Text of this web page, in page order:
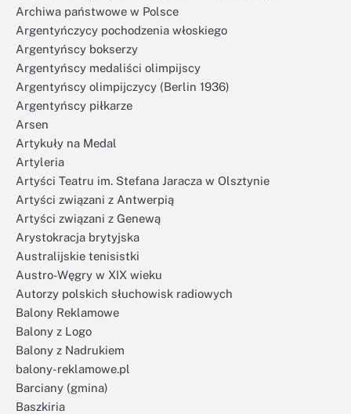
Archiwa państwowe w Polsce
Argentyńczycy pochodzenia włoskiego
Argentyńscy bokserzy
Argentyńscy medaliści olimpijscy
Argentyńscy olimpijczycy (Berlin 1936)
Argentyńscy piłkarze
Arsen
Artykuły na Medal
Artyleria
Artyści Teatru im. Stefana Jaracza w Olsztynie
Artyści związani z Antwerpią
Artyści związani z Genewą
Arystokracja brytyjska
Australijskie tenisistki
Austro-Węgry w XIX wieku
Autorzy polskich słuchowisk radiowych
Balony Reklamowe
Balony z Logo
Balony z Nadrukiem
balony-reklamowe.pl
Barciany (gmina)
Baszkiria